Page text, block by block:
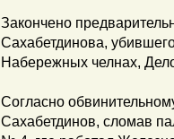
Закончено
Сахабетдинова,
Набережных челнах,
Согласно
Сахабетдинов, сломав